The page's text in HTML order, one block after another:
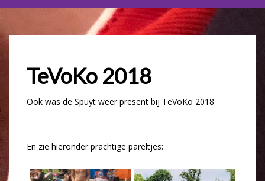
TeVoKo 2018
Ook was de Spuyt weer present bij TeVoKo 2018
En zie hieronder prachtige pareltjes: